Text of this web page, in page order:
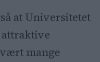
at Universitetet
attraktive
mange